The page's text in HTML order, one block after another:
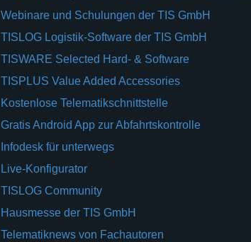
Webinare und Schulungen der TIS GmbH
TISLOG Logistik-Software der TIS GmbH
TISWARE Selected Hard- & Software
TISPLUS Value Added Accessories
Kostenlose Telematikschnittstelle
Gratis Android App zur Abfahrtskontrolle
Infodesk für unterwegs
Live-Konfigurator
TISLOG Community
Hausmesse der TIS GmbH
Telematiknews von Fachautoren